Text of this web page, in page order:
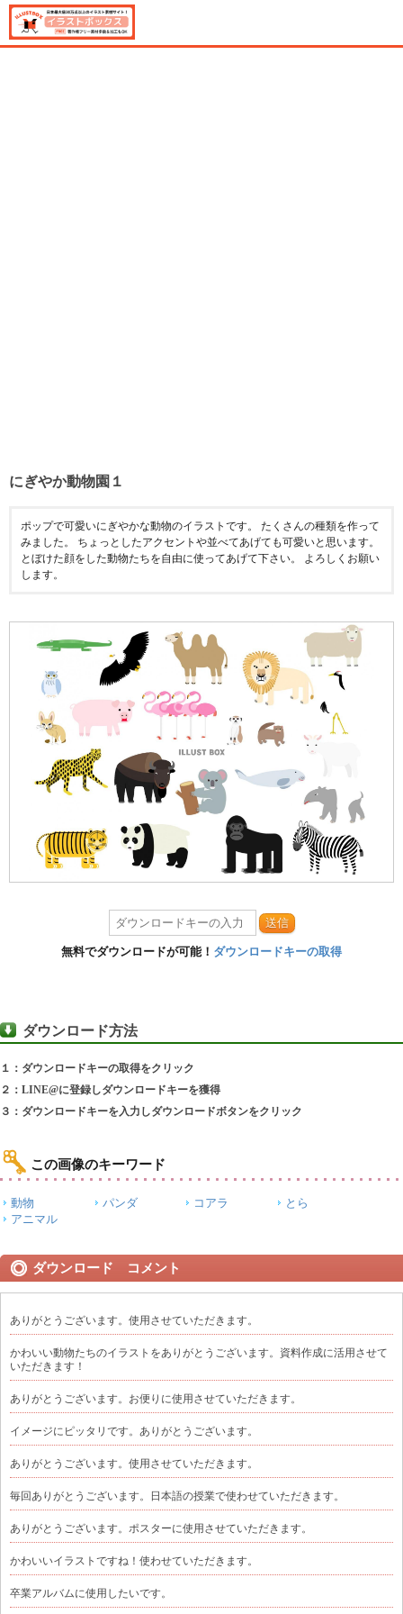
にぎやか動物園１
ポップで可愛いにぎやかな動物のイラストです。 たくさんの種類を作って
みました。 ちょっとしたアクセントや並べてあげても可愛いと思います。
とぼけた顔をした動物たちを自由に使ってあげて下さい。 よろしくお願い
します。
送信
無料でダウンロードが可能！ ダウンロードキーの取得
ダウンロード方法
１：ダウンロードキーの取得をクリック
２：LINE@に登録しダウンロードキーを獲得
３：ダウンロードキーを入力しダウンロードボタンをクリック
この画像のキーワード
動物 パンダ コアラ
とら
アニマル
ダウンロード コメント
ありがとうございます。使用させていただきます。
かわいい動物たちのイラストをありがとうございます。資料作成に活用させて
いただきます！
ありがとうございます。お便りに使用させていただきます。
イメージにピッタリです。ありがとうございます。
ありがとうございます。使用させていただきます。
毎回ありがとうございます。日本語の授業で使わせていただきます。
ありがとうございます。ポスターに使用させていただきます。
かわいいイラストですね！使わせていただきます。
卒業アルバムに使用したいです。